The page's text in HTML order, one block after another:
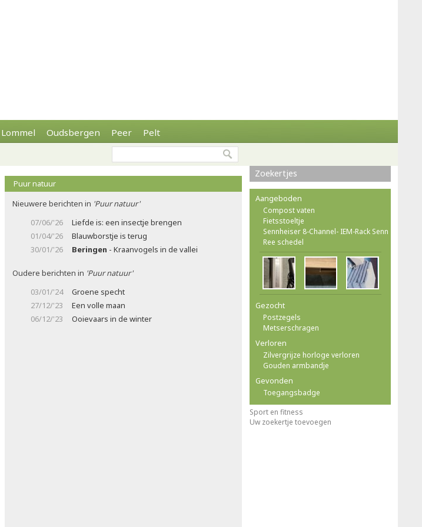
Lommel Oudsbergen Peer Pelt
Puur natuur
Nieuwere berichten in 'Puur natuur'
07/06/'26
Liefde is: een insectje brengen
01/04/'26
Blauwborstje is terug
30/01/'26
Beringen - Kraanvogels in de vallei
Oudere berichten in 'Puur natuur'
03/01/'24
Groene specht
27/12/'23
Een volle maan
06/12/'23
Ooievaars in de winter
Zoekertjes
Aangeboden
Compost vaten
Fietsstoeltje
Sennheiser 8-Channel- IEM-Rack Senn
Ree schedel
Gezocht
Postzegels
Metserschragen
Verloren
Zilvergrijze horloge verloren
Gouden armbandje
Gevonden
Toegangsbadge
Sport en fitness
Uw zoekertje toevoegen